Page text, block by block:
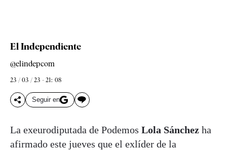
El Independiente
@elindepcom
23 / 03 / 23 - 21: 08
Seguir en
La exeurodiputada de Podemos Lola Sánchez ha
afirmado este jueves que el exlíder de la